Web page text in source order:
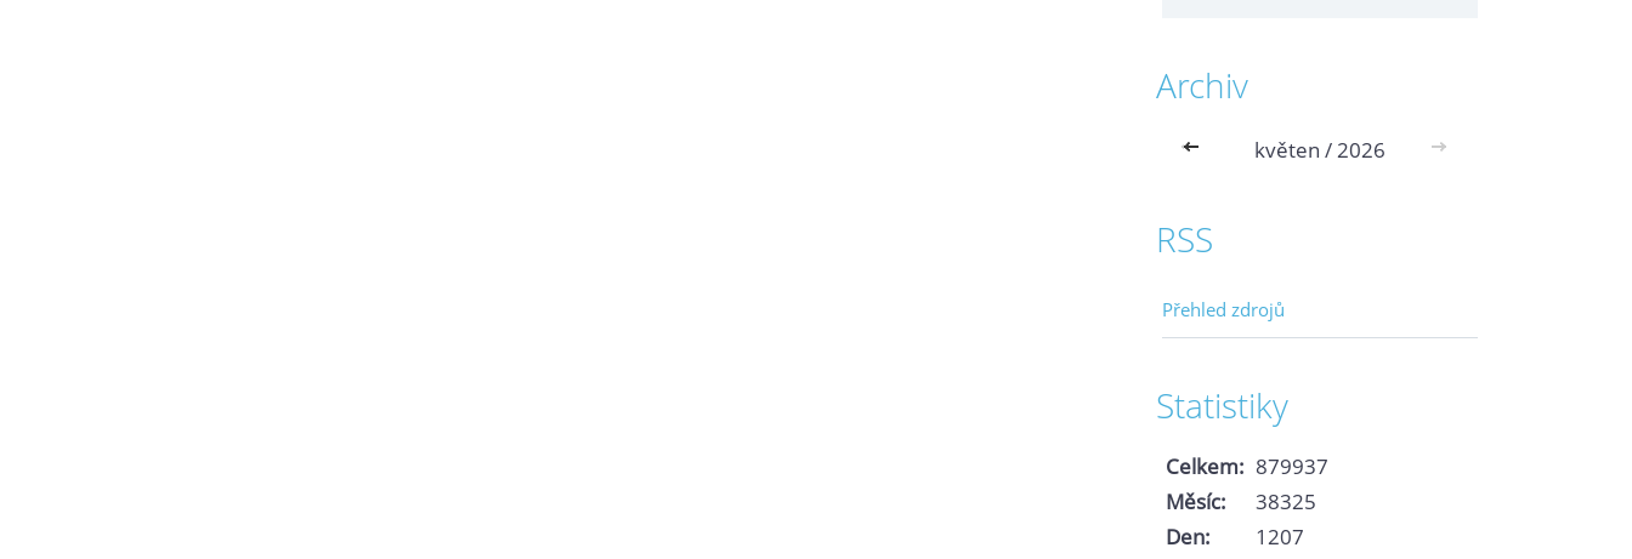
Archiv
<< květen / 2026 >>
RSS
Přehled zdrojů
Statistiky
Celkem: 879937
Měsíc:
38325
Den:
1207